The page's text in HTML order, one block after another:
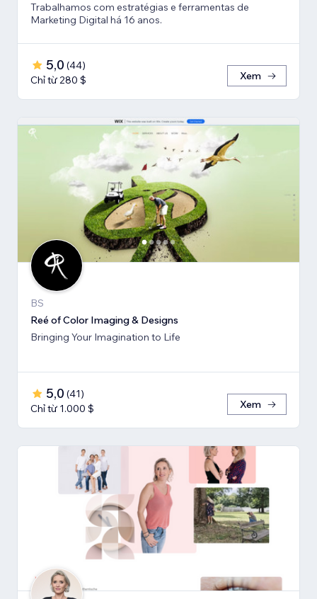
Trabalhamos com estratégias e ferramentas de
Marketing Digital há 16 anos.
5,0 (44)
Chỉ từ 280 $
Xem
BS
Reé of Color Imaging & Designs
Bringing Your Imagination to Life
5,0 (41)
Chỉ từ 1.000 $
Xem